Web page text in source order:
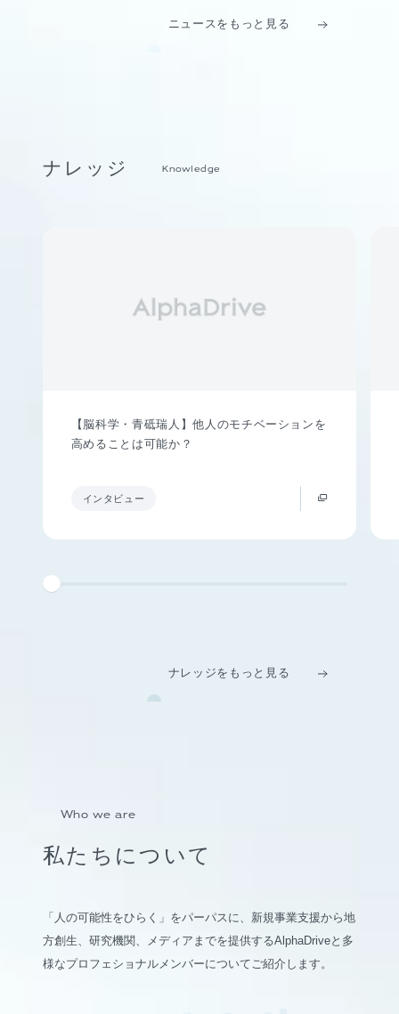
ニュースをもっと見る
ナレッジ Knowledge
【脳科学・青砥瑞人】他人のモチベーションを
高めることは可能か？
インタビュー
ナレッジをもっと見る
Who we are
私たちについて
「人の可能性をひらく」をパーパスに、新規事業支援から地
方創生、研究機関、メディアまでを提供するAlphaDriveと多
様なプロフェショナルメンバーについてご紹介します。